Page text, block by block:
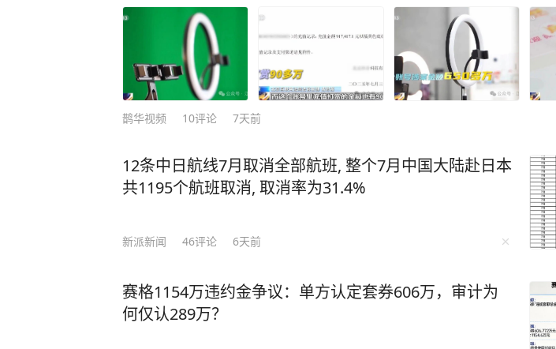
鹊华视频 10评论 7天前
12条中日航线7月取消全部航班, 整个7月中国大陆赴日本
共1195个航班取消, 取消率为31.4%
新派新闻 46评论 6天前
赛格1154万违约金争议：单方认定套券606万，审计为
何仅认289万？